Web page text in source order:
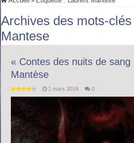
Archives des mots-clés
Mantese
« Contes des nuits de
Mantèse
1 mars 2018 0